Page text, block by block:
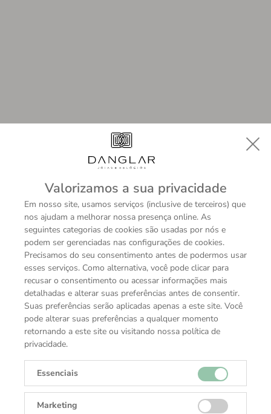
Valorizamos a sua privacidade
Em nosso site, usamos serviços (inclusive de terceiros) que
nos ajudam a melhorar nossa presença online. As
seguintes categorias de cookies são usadas por nós e
podem ser gerenciadas nas configurações de cookies.
Precisamos do seu consentimento antes de podermos usar
esses serviços. Como alternativa, você pode clicar para
recusar o consentimento ou acessar informações mais
detalhadas e alterar suas preferências antes de consentir.
Suas preferências serão aplicadas apenas a este site. Você
pode alterar suas preferências a qualquer momento
retornando a este site ou visitando nossa política de
privacidade.
Essenciais
Marketing
Referência
278240
Caixa de modelo
Oyster, 31 mm, aço Oystersteel
Luneta